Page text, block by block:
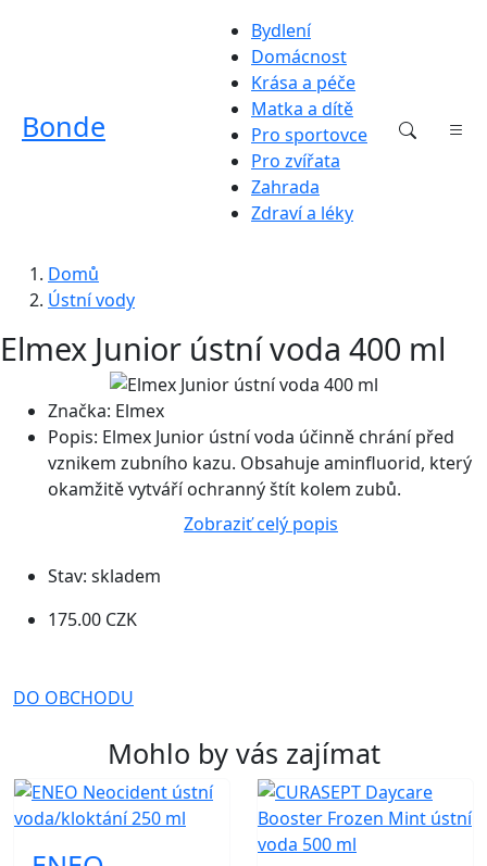
Bonde
Bydlení
Domácnost
Krása a péče
Matka a dítě
Pro sportovce
Pro zvířata
Zahrada
Zdraví a léky
Domů
Ústní vody
Elmex Junior ústní voda 400 ml
Značka: Elmex
Popis: Elmex Junior ústní voda účinně chrání před
vznikem zubního kazu. Obsahuje aminfluorid, který
okamžitě vytváří ochranný štít kolem zubů.
Zobraziť celý popis
Stav: skladem
175.00 CZK
DO OBCHODU
Mohlo by vás zajímat